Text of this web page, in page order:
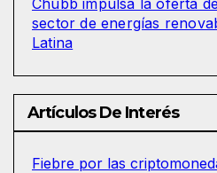
Chubb impulsa la oferta
sector de energías
Latina
Artículos De Interés
Fiebre por las